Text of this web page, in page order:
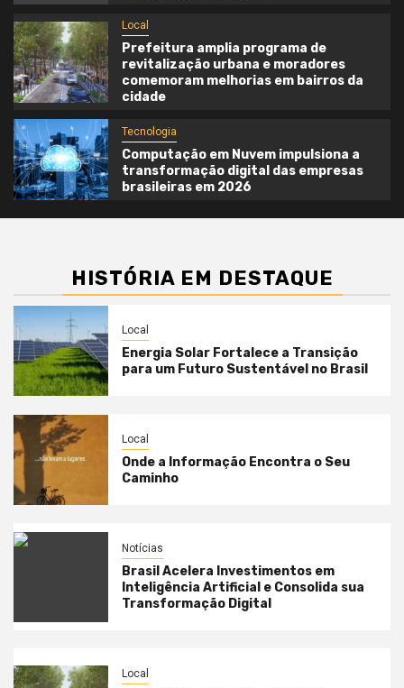
Local
Prefeitura amplia programa de
revitalização urbana e moradores
comemoram melhorias em bairros da
cidade
Tecnologia
Computação em Nuvem impulsiona a
transformação digital das empresas
brasileiras em 2026
HISTÓRIA EM DESTAQUE
Local
Energia Solar Fortalece a Transição
para um Futuro Sustentável no Brasil
Local
Onde a Informação Encontra o Seu
Caminho
Notícias
Brasil Acelera Investimentos em
Inteligência Artificial e Consolida sua
Transformação Digital
Local